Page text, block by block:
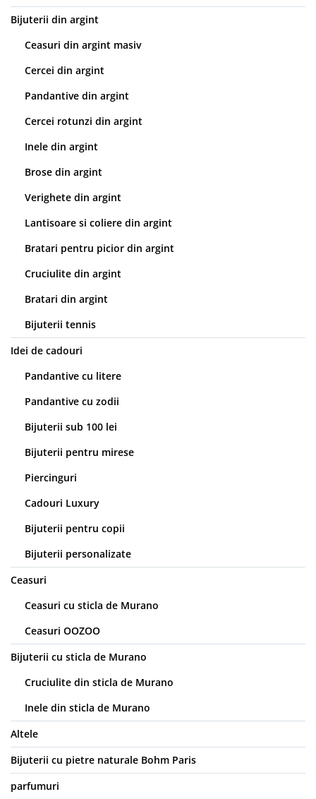
Bijuterii din argint
Ceasuri din argint masiv
Cercei din argint
Pandantive din argint
Cercei rotunzi din argint
Inele din argint
Brose din argint
Verighete din argint
Lantisoare si coliere din argint
Bratari pentru picior din argint
Cruciulite din argint
Bratari din argint
Bijuterii tennis
Idei de cadouri
Pandantive cu litere
Pandantive cu zodii
Bijuterii sub 100 lei
Bijuterii pentru mirese
Piercinguri
Cadouri Luxury
Bijuterii pentru copii
Bijuterii personalizate
Ceasuri
Ceasuri cu sticla de Murano
Ceasuri OOZOO
Bijuterii cu sticla de Murano
Cruciulite din sticla de Murano
Inele din sticla de Murano
Altele
Bijuterii cu pietre naturale Bohm Paris
parfumuri